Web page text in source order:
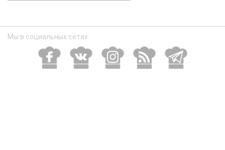
Мы в социальных сетях: